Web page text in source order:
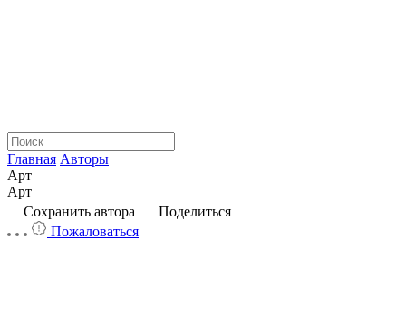
Главная Авторы
Арт
Арт
Сохранить автора
Поделиться
Пожаловаться